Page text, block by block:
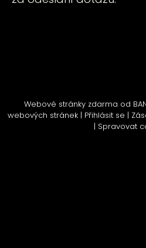
Webové stránky zdarma od
webových stránek | Přihlásit se |
| Spravovat